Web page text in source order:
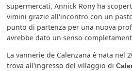
supermercati, Annick Rony ha
vimini grazie all'incontro con un
punto di partenza per una nuova
avrebbe dato un senso
La vannerie de Calenzana è nata nel
trova all'ingresso del villaggio di